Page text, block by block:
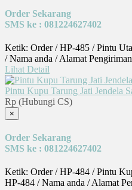
Order Sekarang
SMS ke : 081224627402
Ketik: Order / HP-485 / Pintu
/ Nama anda / Alamat Pengiriman
Lihat Detail
Pintu Kupu Tarung Jati Jendela
Rp (Hubungi CS)
×
Order Sekarang
SMS ke : 081224627402
Ketik: Order / HP-484 / Pintu
HP-484 / Nama anda / Alamat